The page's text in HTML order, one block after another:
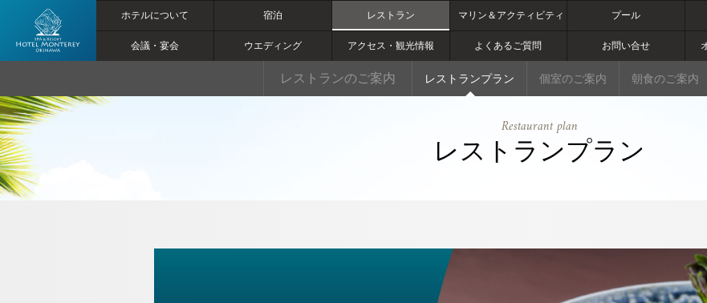
割45】
20%OFF! レ
ストラン予定
日が決まれ
ば、「早割」
ホテルについて 宿泊 レストラン マリン＆アクティビティ プール
会議・宴会 ウエディング アクセス・観光情報 よくあるご質問 お問い合せ
レストランのご案内 レストランプラン 個室のご案内 朝食のご案内
Restaurant plan
レストランプラン